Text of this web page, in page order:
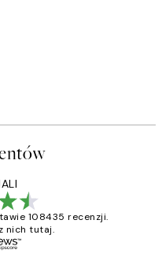
108435 recenzji.
nich tutaj.